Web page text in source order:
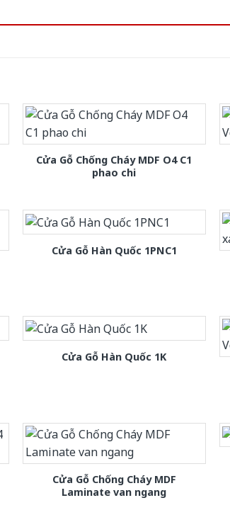
Cửa Gỗ Chống Cháy MDF O4 C1
phao chi
Cửa Gỗ Hàn Quốc 1PNC1
Cửa Gỗ Hàn Quốc 1K
Cửa Gỗ Chống Cháy MDF
Laminate van ngang